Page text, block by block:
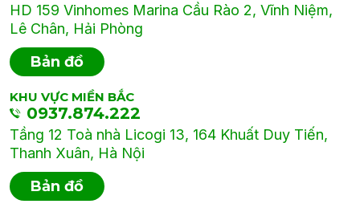
HD 159 Vinhomes Marina Cầu Rào 2, Vĩnh Niệm,
Lê Chân, Hải Phòng
Bản đồ
KHU VỰC MIỀN BẮC
0937.874.222
Tầng 12 Toà nhà Licogi 13, 164 Khuất Duy Tiến,
Thanh Xuân, Hà Nội
Bản đồ